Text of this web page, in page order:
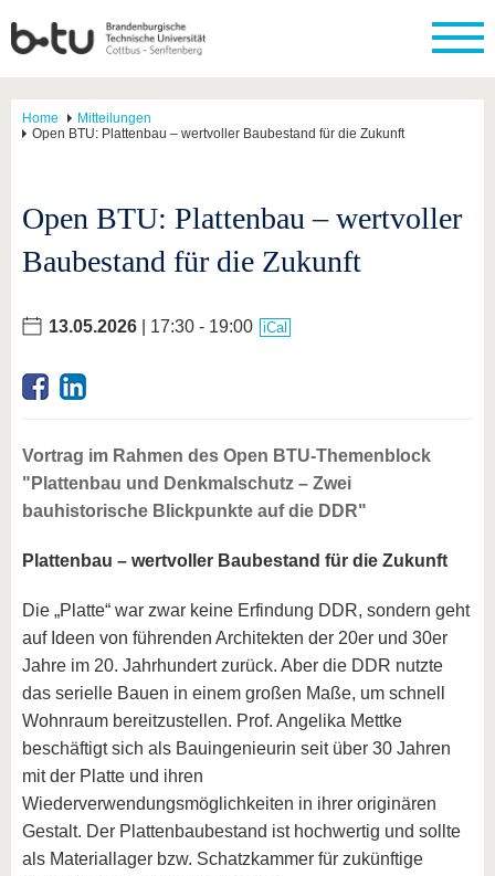
Home
Mitteilungen
Open BTU: Plattenbau – wertvoller Baubestand für die Zukunft
Open BTU: Plattenbau – wertvoller
Baubestand für die Zukunft
13.05.2026 | 17:30 - 19:00 iCal
Vortrag im Rahmen des Open BTU-Themenblock
"Plattenbau und Denkmalschutz – Zwei
bauhistorische Blickpunkte auf die DDR"
Plattenbau – wertvoller Baubestand für die Zukunft
Die „Platte“ war zwar keine Erfindung DDR, sondern geht
auf Ideen von führenden Architekten der 20er und 30er
Jahre im 20. Jahrhundert zurück. Aber die DDR nutzte
das serielle Bauen in einem großen Maße, um schnell
Wohnraum bereitzustellen. Prof. Angelika Mettke
beschäftigt sich als Bauingenieurin seit über 30 Jahren
mit der Platte und ihren
Wiederverwendungsmöglichkeiten in ihrer originären
Gestalt. Der Plattenbaubestand ist hochwertig und sollte
als Materiallager bzw. Schatzkammer für zukünftige